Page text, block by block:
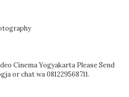
Cinema Yogyakarta Please Send
or chat wa 081229568711.